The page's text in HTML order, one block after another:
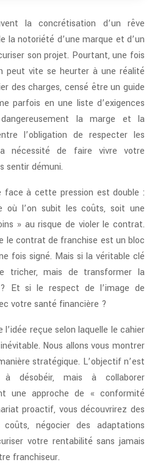
la concrétisation d’un rêve
la notoriété d’une marque et d’un
son projet. Pourtant, une fois
peut vite se heurter à une réalité
des charges, censé être un guide
parfois en une liste d’exigences
la marge et la
l’obligation de respecter les
nécessité de faire vivre votre
sentir démuni.
face à cette pression est double :
où l’on subit les coûts, soit une
» au risque de violer le contrat.
le contrat de franchise est un bloc
fois signé. Mais si la véritable clé
tricher, mais de transformer la
Et si le respect de l’image de
votre santé financière ?
reçue selon laquelle le cahier
Nous allons vous montrer
stratégique. L’objectif n’est
désobéir, mais à collaborer
une approche de « conformité
proactif, vous découvrirez des
négocier des adaptations
votre rentabilité sans jamais
franchiseur.